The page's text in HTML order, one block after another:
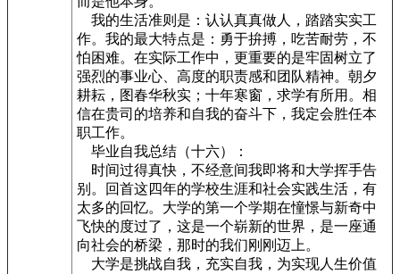
我的生活准则是：认认真真做人，踏踏实实工
作。我的最大特点是：勇于拚搏，吃苦耐劳，不
怕困难。在实际工作中，更重要的是牢固树立了
强烈的事业心、高度的职责感和团队精神。朝夕
耕耘，图春华秋实；十年寒窗，求学有所用。相
信在贵司的培养和自我的奋斗下，我定会胜任本
职工作。
毕业自我总结（十六）：
时间过得真快，不经意间我即将和大学挥手告
别。回首这四年的学校生涯和社会实践生活，有
太多的回忆。大学的第一个学期在憧憬与新奇中
飞快的度过了，这是一个崭新的世界，是一座通
向社会的桥梁，那时的我们刚刚迈上。
大学是挑战自我，充实自我，为实现人生价值